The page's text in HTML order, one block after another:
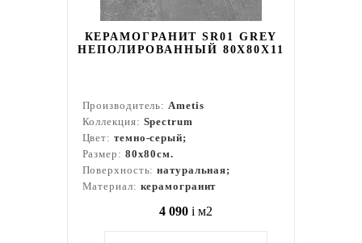
КЕРАМОГРАНИТ SR01 GREY
НЕПОЛИРОВАННЫЙ 80X80Х11
Производитель:Ametis
Коллекция: Spectrum
Цвет: темно-серый;
Размер: 80x80см.
Поверхность:натуральная;
Материал: керамогранит
4 090 i м2